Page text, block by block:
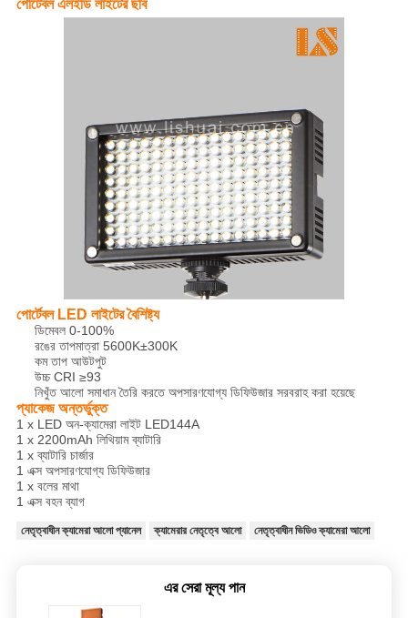
পোর্টেবল এলইডি লাইটের ছবি
পোর্টেবল LED লাইটের বৈশিষ্ট্য
ডিমেবল 0-100%
রঙের তাপমাত্রা 5600K±300K
কম তাপ আউটপুট
উচ্চ CRI ≥93
নিখুঁত আলো সমাধান তৈরি করতে অপসারণযোগ্য ডিফিউজার সরবরাহ করা হয়েছে
প্যাকেজ অন্তর্ভুক্ত
1 x LED অন-ক্যামেরা লাইট LED144A
1 x 2200mAh লিথিয়াম ব্যাটারি
1 x ব্যাটারি চার্জার
1 এক্স অপসারণযোগ্য ডিফিউজার
1 x বলের মাথা
1 এক্স বহন ব্যাগ
নেতৃত্বাধীন ক্যামেরা আলো প্যানেল ক্যামেরার নেতৃত্বে আলো নেতৃত্বাধীন ভিডিও ক্যামেরা আলো
এর সেরা মূল্য পান